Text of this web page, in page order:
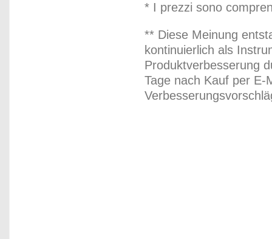
* I prezzi sono
** Diese Meinung
kontinuierlich als
Produktverbesserung
Tage nach Kauf per E-